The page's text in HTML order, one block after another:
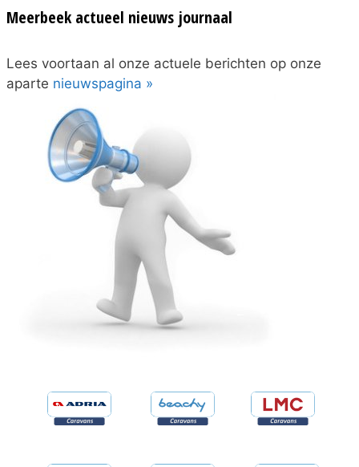
Meerbeek actueel nieuws journaal
Lees voortaan al onze actuele berichten op onze
aparte nieuwspagina »